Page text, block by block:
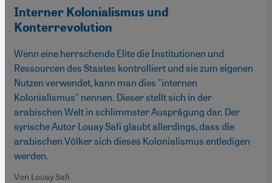
Interner Kolonialismus und
Konterrevolution
Wenn eine herrschende Elite die Institutionen und
Ressourcen des Staates kontrolliert und sie zum eigenen
Nutzen verwendet, kann man dies "internen
Kolonialismus" nennen. Dieser stellt sich in der
arabischen Welt in schlimmster Ausprägung dar. Der
syrische Autor Louay Safi glaubt allerdings, dass die
arabischen Völker sich dieses Kolonialismus entledigen
werden.
Von Louay Safi